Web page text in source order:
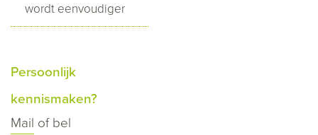
wordt eenvoudiger
Persoonlijk
kennismaken?
Mail of bel